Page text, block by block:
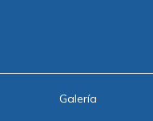
Galería